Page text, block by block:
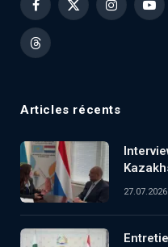
Facebook
X
Instagram
Threads
Articles récents
27.07.2026